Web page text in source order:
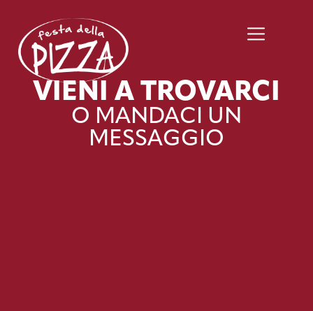
VIENI A TROVARCI
O MANDACI UN
MESSAGGIO